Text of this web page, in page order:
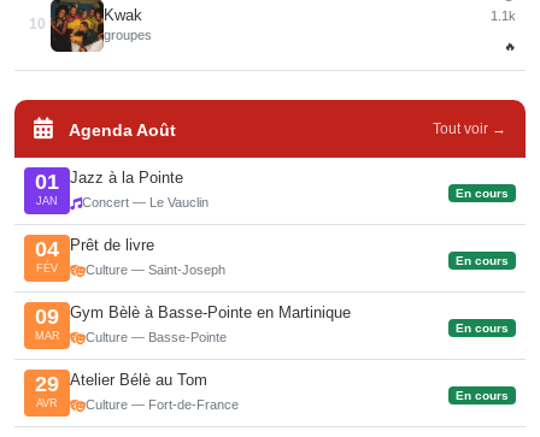
10
Kwak
groupes
1.1k
🔥
Agenda Août Tout voir →
01
JAN
Jazz à la Pointe
Concert — Le Vauclin
En cours
04
FÉV
Prêt de livre
Culture — Saint-Joseph
En cours
09
MAR
Gym Bèlè à Basse-Pointe en Martinique
Culture — Basse-Pointe
En cours
29
AVR
Atelier Bélè au Tom
Culture — Fort-de-France
En cours